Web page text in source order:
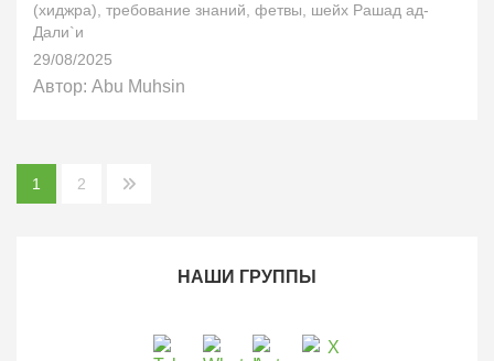
(хиджра) требование знаний фетвы
шейх Рашад ад-
Дали`и
29/08/2025
Автор: Abu Muhsin
Пагинация
записей
1 2
НАШИ ГРУППЫ